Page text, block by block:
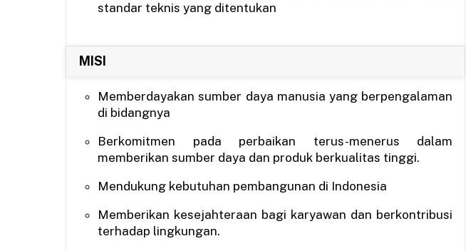
standar teknis yang ditentukan
MISI
Memberdayakan sumber daya manusia yang berpengalaman
di bidangnya
Berkomitmen pada perbaikan terus-menerus dalam
memberikan sumber daya dan produk berkualitas tinggi.
Mendukung kebutuhan pembangunan di Indonesia
Memberikan kesejahteraan bagi karyawan dan berkontribusi
terhadap lingkungan.